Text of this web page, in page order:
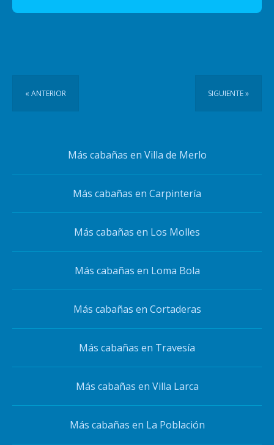
« ANTERIOR SIGUIENTE »
Más cabañas en Villa de Merlo
Más cabañas en Carpintería
Más cabañas en Los Molles
Más cabañas en Loma Bola
Más cabañas en Cortaderas
Más cabañas en Travesía
Más cabañas en Villa Larca
Más cabañas en La Población